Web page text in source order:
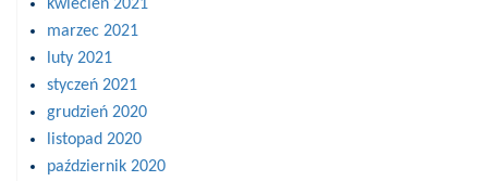
kwiecień 2021
marzec 2021
luty 2021
styczeń 2021
grudzień 2020
listopad 2020
październik 2020